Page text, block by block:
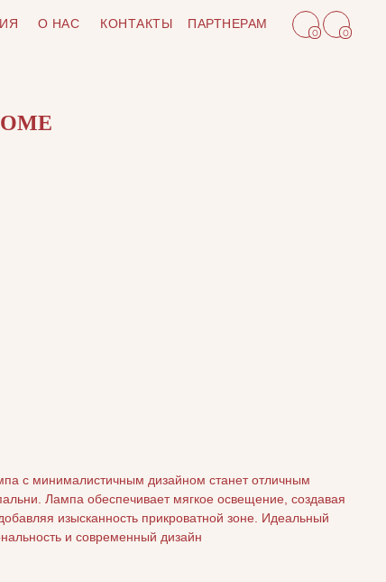
О НАС КОНТАКТЫ ПАРТНЕРАМ
0 0
с минималистичным дизайном станет отличным
Лампа обеспечивает мягкое освещение, создавая
изысканность прикроватной зоне. Идеальный
и современный дизайн